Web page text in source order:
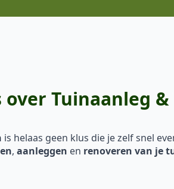
Tuinaanleg
is helaas geen klus die je zelf snel
, aanleggen en renoveren van je